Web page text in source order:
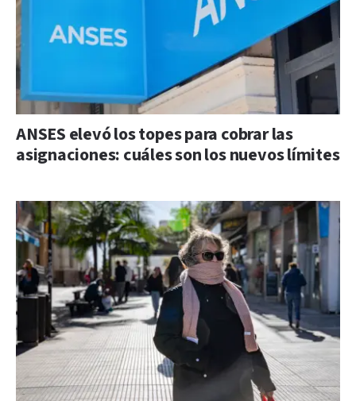
ANSES elevó los topes para cobrar las
asignaciones: cuáles son los nuevos límites